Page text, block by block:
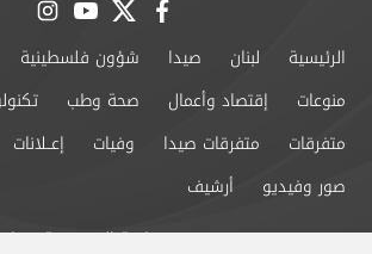
facebook
twitter
youtube
الرئيسية لبنان صيدا شؤون فلسطينية
منوعات
إقتصاد وأعمال صحة وطب
متفرقات
متفرقات صيدا وفيات إعــلانات
صور وفيديو
أرشيف
من نحن
سياسة الخصوصية